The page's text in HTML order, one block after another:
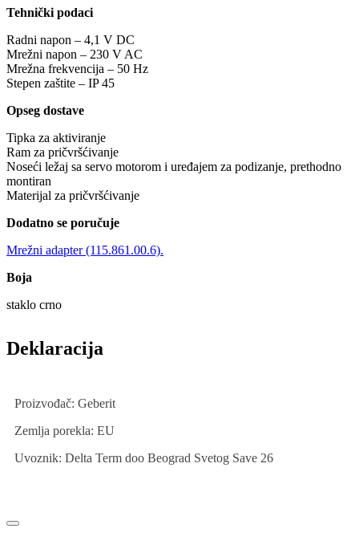
Tehnički podaci
Radni napon – 4,1 V DC
Mrežni napon – 230 V AC
Mrežna frekvencija – 50 Hz
Stepen zaštite – IP 45
Opseg dostave
Tipka za aktiviranje
Ram za pričvršćivanje
Noseći ležaj sa servo motorom i uređajem za podizanje, prethodno
montiran
Materijal za pričvršćivanje
Dodatno se poručuje
Mrežni adapter (115.861.00.6).
Boja
staklo crno
Deklaracija
Proizvođač: Geberit
Zemlja porekla: EU
Uvoznik: Delta Term doo Beograd Svetog Save 26